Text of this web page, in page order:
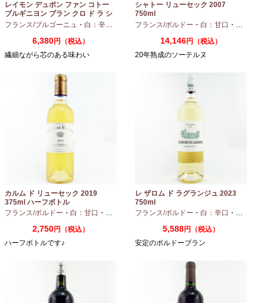
レイモン デュポン ファン コトー
ブルギニヨン ブラン クロ ド ラ シ
ャペル 2024 750ml
フランス/ブルゴーニュ ・ 白：辛口 シャルドネ
6,380円（税込）
繊細ながら芯のある味わい
シャトー リューセック 2007
750ml
フランス/ボルドー ・ 白：甘口 ・
14,146円（税込）
20年熟成のソーテルヌ
カルム ド リューセック 2019
375ml ハーフボトル
フランス/ボルドー ・ 白：甘口 ・ セミヨン ・ソーヴィニオンブラン
2,750円（税込）
ハーフボトルです♪
レ ザロム ド ラグランジュ 2023
750ml
フランス/ボルドー ・ 白：辛口 ・ セミヨン
5,588円（税込）
安定のボルドーブラン